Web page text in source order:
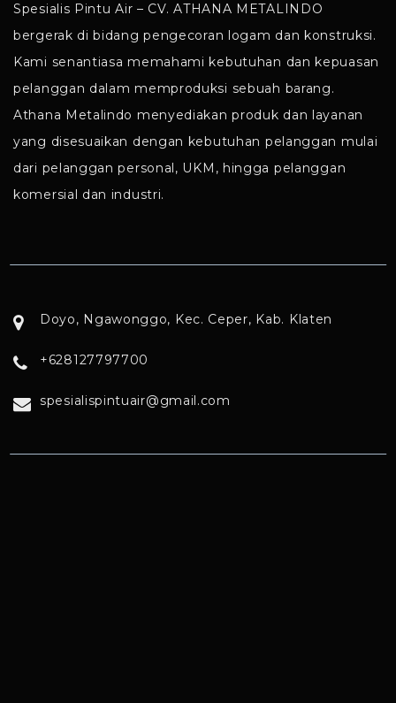
Spesialis Pintu Air – CV. ATHANA METALINDO
bergerak di bidang pengecoran logam dan konstruksi.
Kami senantiasa memahami kebutuhan dan kepuasan
pelanggan dalam memproduksi sebuah barang.
Athana Metalindo menyediakan produk dan layanan
yang disesuaikan dengan kebutuhan pelanggan mulai
dari pelanggan personal, UKM, hingga pelanggan
komersial dan industri.
Doyo, Ngawonggo, Kec. Ceper, Kab. Klaten
+628127797700
spesialispintuair@gmail.com